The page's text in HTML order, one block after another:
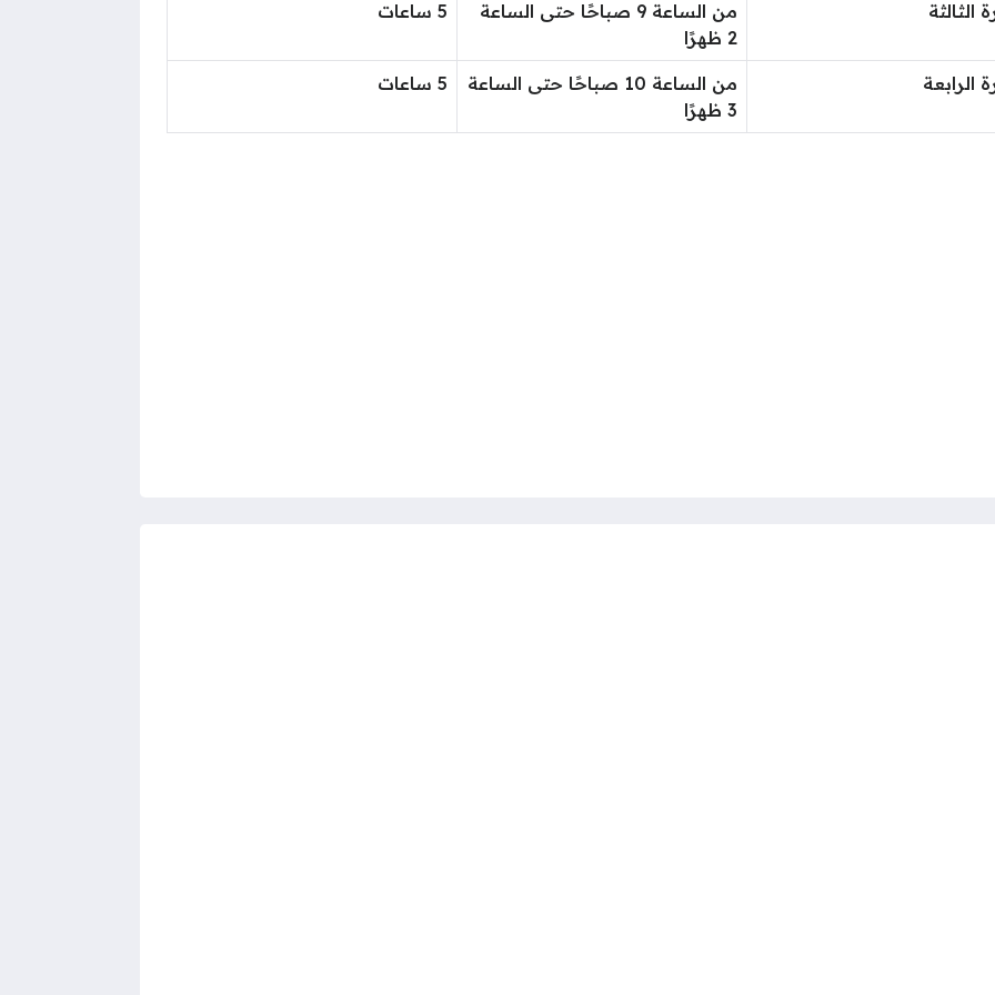
الثالثة
من الساعة 9 صباحًا حتى الساعة
2 ظهرًا
5 ساعات
الرابعة
من الساعة 10 صباحًا حتى الساعة
3 ظهرًا
5 ساعات